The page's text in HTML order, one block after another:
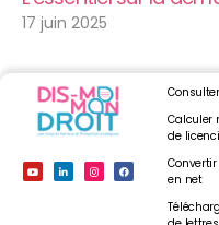
17 juin 2025
Calculer
de
en net